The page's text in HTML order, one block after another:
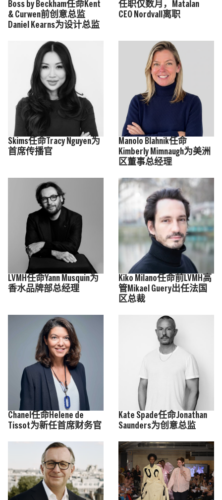
Boss by Beckham任命Kent
& Curwen前创意总监
Daniel Kearns为设计总监
任职仅数月，Matalan
CEO Nordvall离职
Skims任命Tracy Nguyen为
首席传播官
Manolo Blahnik任命
Kimberly Mimnaugh为美洲
区董事总经理
LVMH任命Yann Musquin为
香水品牌部总经理
Kiko Milano任命前LVMH高
管Mikael Guery出任法国
区总裁
Chanel任命Helene de
Tissot为新任首席财务官
Kate Spade任命Jonathan
Saunders为创意总监